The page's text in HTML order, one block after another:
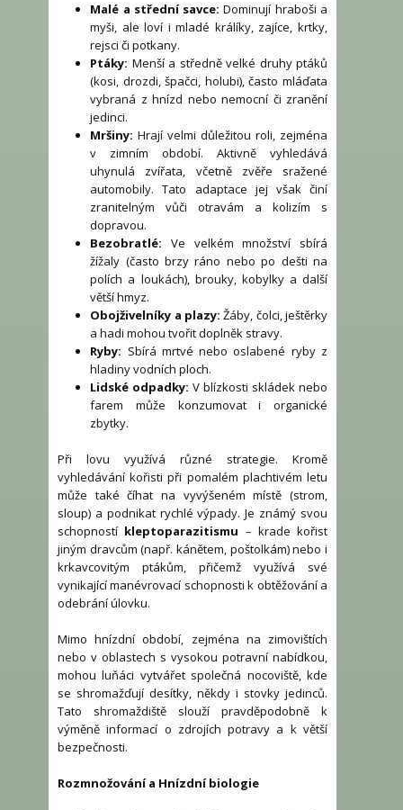
Malé a střední savce: Dominují hraboši a
myši, ale loví i mladé králíky, zajíce, krtky,
rejsci či potkany.
Ptáky: Menší a středně velké druhy ptáků
(kosi, drozdi, špačci, holubi), často mláďata
vybraná z hnízd nebo nemocní či zranění
jedinci.
Mršiny: Hrají velmi důležitou roli, zejména
v zimním období. Aktivně vyhledává
uhynulá zvířata, včetně zvěře sražené
automobily. Tato adaptace jej však činí
zranitelným vůči otravám a kolizím s
dopravou.
Bezobratlé: Ve velkém množství sbírá
žížaly (často brzy ráno nebo po dešti na
polích a loukách), brouky, kobylky a další
větší hmyz.
Obojživelníky a plazy: Žáby, čolci, ještěrky
a hadi mohou tvořit doplněk stravy.
Ryby: Sbírá mrtvé nebo oslabené ryby z
hladiny vodních ploch.
Lidské odpadky: V blízkosti skládek nebo
farem může konzumovat i organické
zbytky.
Při lovu využívá různé strategie. Kromě
vyhledávání kořisti při pomalém plachtivém letu
může také číhat na vyvýšeném místě (strom,
sloup) a podnikat rychlé výpady. Je známý svou
schopností kleptoparazitismu – krade kořist
jiným dravcům (např. kánětem, poštolkám) nebo i
krkavcovitým ptákům, přičemž využívá své
vynikající manévrovací schopnosti k obtěžování a
odebrání úlovku.
Mimo hnízdní období, zejména na zimovištích
nebo v oblastech s vysokou potravní nabídkou,
mohou luňáci vytvářet společná nocoviště, kde
se shromažďují desítky, někdy i stovky jedinců.
Tato shromaždiště slouží pravděpodobně k
výměně informací o zdrojích potravy a k větší
bezpečnosti.
Rozmnožování a Hnízdní biologie